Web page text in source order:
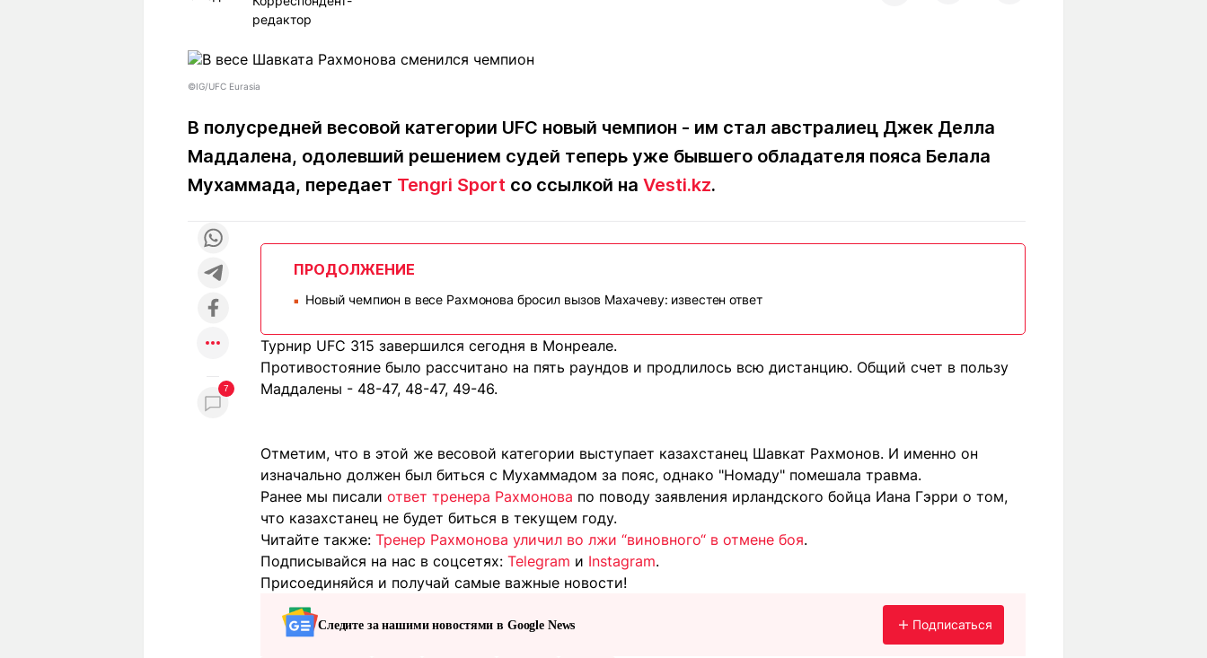
Спецпроекты
Рейтинги
Выгодно
Любопытно
Рецепты
Лига
Алатау
+7 (777) 001 44 99 +7 (700) 3 888 188
редактор
©IG/UFC Eurasia
В полусредней весовой категории UFC новый чемпион - им стал австралиец Джек Делла
Маддалена, одолевший решением судей теперь уже бывшего обладателя пояса Белала
Мухаммада, передает Tengri Sport со ссылкой на Vesti.kz.
7
ПРОДОЛЖЕНИЕ
■ Новый чемпион в весе Рахмонова бросил вызов Махачеву: известен ответ
Турнир UFC 315 завершился сегодня в Монреале.
Противостояние было рассчитано на пять раундов и продлилось всю дистанцию. Общий счет в пользу
Маддалены - 48-47, 48-47, 49-46.
Отметим, что в этой же весовой категории выступает казахстанец Шавкат Рахмонов. И именно он
изначально должен был биться с Мухаммадом за пояс, однако "Номаду" помешала травма.
Ранее мы писали ответ тренера Рахмонова по поводу заявления ирландского бойца Иана Гэрри о том,
что казахстанец не будет биться в текущем году.
Читайте также: Тренер Рахмонова уличил во лжи “виновного“ в отмене боя.
Подписывайся на нас в соцсетях: Telegram и Instagram.
Присоединяйся и получай самые важные новости!
Следите за нашими новостями в Google News Подписаться